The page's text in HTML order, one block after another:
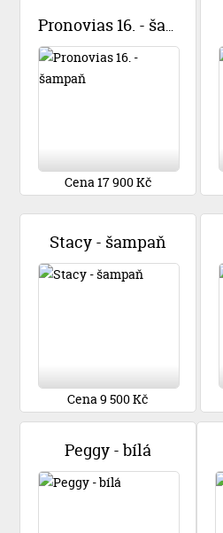
Pronovias 16. - šampaň
Cena 17 900 Kč
Stacy - šampaň
Cena 9 500 Kč
Peggy - bílá